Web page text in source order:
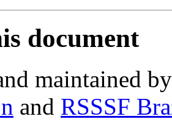
document
maintained
and RSSSF